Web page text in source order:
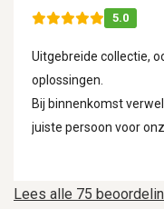
Lees alle 75
5.0
Uitgebreide collectie,
oplossingen.
Bij binnenkomst
juiste persoon voor